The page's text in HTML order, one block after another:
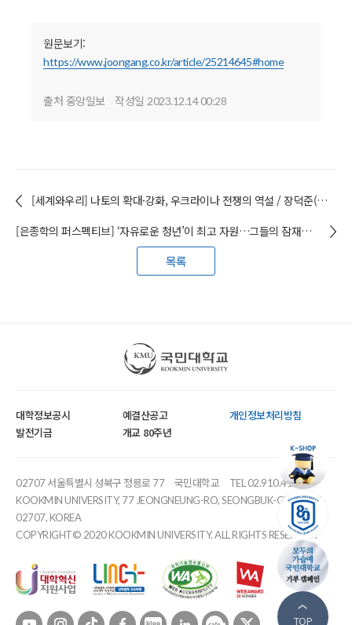
원문보기:
https://www.joongang.co.kr/article/25214645#home
출처 중앙일보 작성일 2023.12.14 00:28
[세계와우리] 나토의 확대·강화, 우크라이나 전쟁의 역설 / 장덕준(유라시아학과) 교수
[은종학의 퍼스펙티브] ‘자유로운 청년’이 최고 자원…그들의 잠재력을 자극하라
목록
TOP
국민대학교
대학정보공시 예결산공고
개인정보처리방침
발전기금
개교 80주년
02707 서울특별시 성북구 정릉로 77 국민대학교
TEL 02.910.4114
KOOKMIN UNIVERSITY, 77 JEONGNEUNG-RO, SEONGBUK-GU, SEOUL,
02707, KOREA
COPYRIGHT© 2020 KOOKMIN UNIVERSITY. ALL RIGHTS RESERVED.
유튜브 인스타 틱톡 페이스북블로그 링크드인카페 트위터